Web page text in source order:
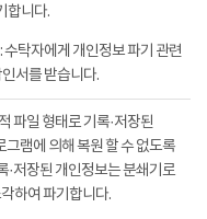
합니다.
수탁자에게 개인정보 파기 관련
서를 받습니다.
파일 형태로 기록·저장된
램에 의해 복원 할 수 없도록
·저장된 개인정보는 분쇄기로
하여 파기합니다.